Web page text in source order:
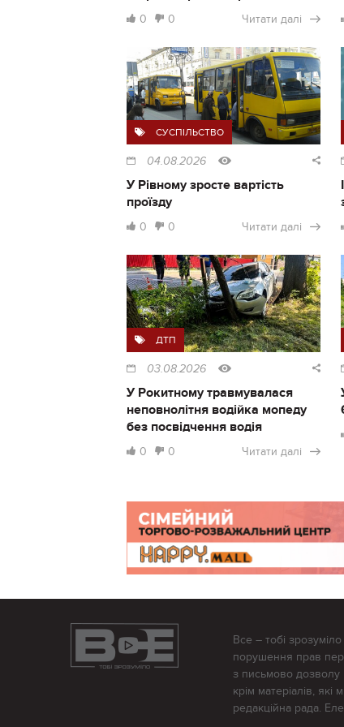
0 0 Читати далі
СУСПІЛЬСТВО
04.08.2026
У Рівному зросте вартість
проїзду
0 0 Читати далі
ДТП
03.08.2026
У Рокитному травмувалася
неповнолітня водійка мопеду
без посвідчення водія
0 0 Читати далі
Все – тобі
порушення прав
з письмово дозволу
крім матеріалів,
редакційна рада.